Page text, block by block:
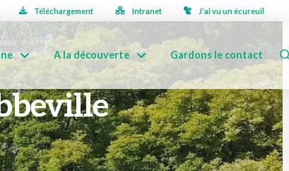
Téléchargement Intranet J’ai vu un écureuil
A la découverte Gardons le contact